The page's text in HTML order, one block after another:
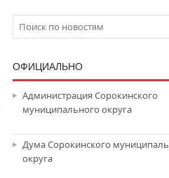
ОФИЦИАЛЬНО
Администрация Сорокинского
муниципального округа
Дума Сорокинского
округа